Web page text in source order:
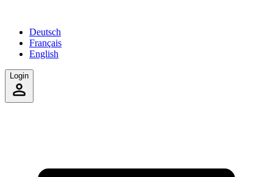
Deutsch
Français
English
Login